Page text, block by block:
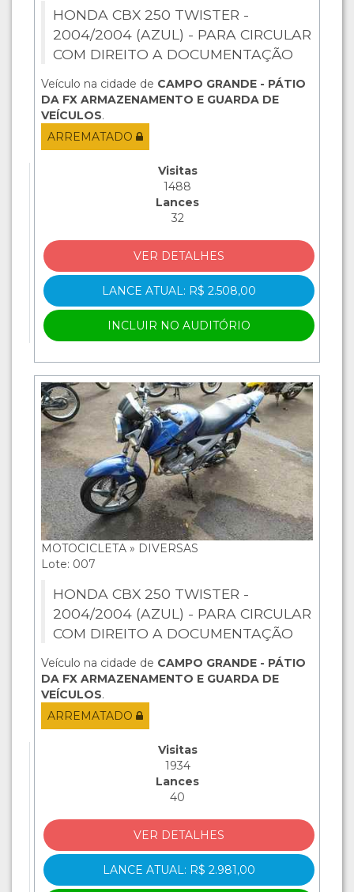
HONDA CBX 250 TWISTER -
2004/2004 (AZUL) - PARA CIRCULAR
COM DIREITO A DOCUMENTAÇÃO
Veículo na cidade de CAMPO GRANDE - PÁTIO
DA FX ARMAZENAMENTO E GUARDA DE
VEÍCULOS.
ARREMATADO
Visitas
1488
Lances
32
VER DETALHES
LANCE ATUAL: R$ 2.508,00
INCLUIR NO AUDITÓRIO
MOTOCICLETA » DIVERSAS
Lote: 007
HONDA CBX 250 TWISTER -
2004/2004 (AZUL) - PARA CIRCULAR
COM DIREITO A DOCUMENTAÇÃO
Veículo na cidade de CAMPO GRANDE - PÁTIO
DA FX ARMAZENAMENTO E GUARDA DE
VEÍCULOS.
ARREMATADO
Visitas
1934
Lances
40
VER DETALHES
LANCE ATUAL: R$ 2.981,00